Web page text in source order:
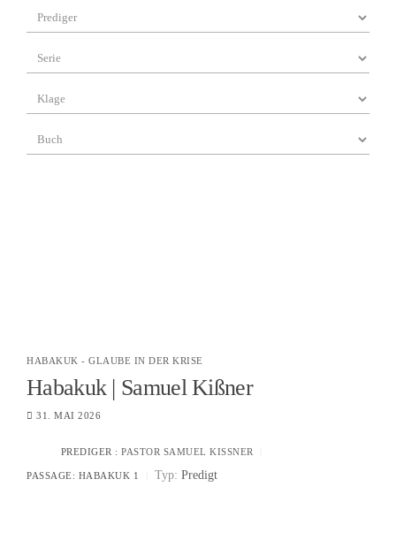
HABAKUK - GLAUBE IN DER KRISE
Habakuk | Samuel Kißner
31. MAI 2026
PREDIGER : PASTOR SAMUEL KISSNER
PASSAGE: HABAKUK 1 Typ: Predigt